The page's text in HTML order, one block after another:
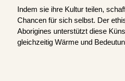
Indem sie ihre Kultur teilen,
Chancen für sich selbst. Der
Aborigines unterstützt diese
gleichzeitig Wärme und